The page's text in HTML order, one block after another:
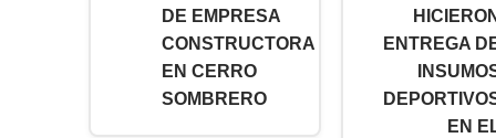
DE EMPRESA
CONSTRUCTORA
EN CERRO
SOMBRERO
ENTREGA
EN